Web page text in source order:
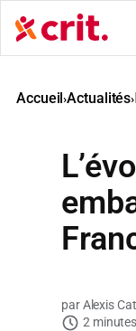
Aller
au
contenu
Accueil›Actualités›
Alexis
2 minutes